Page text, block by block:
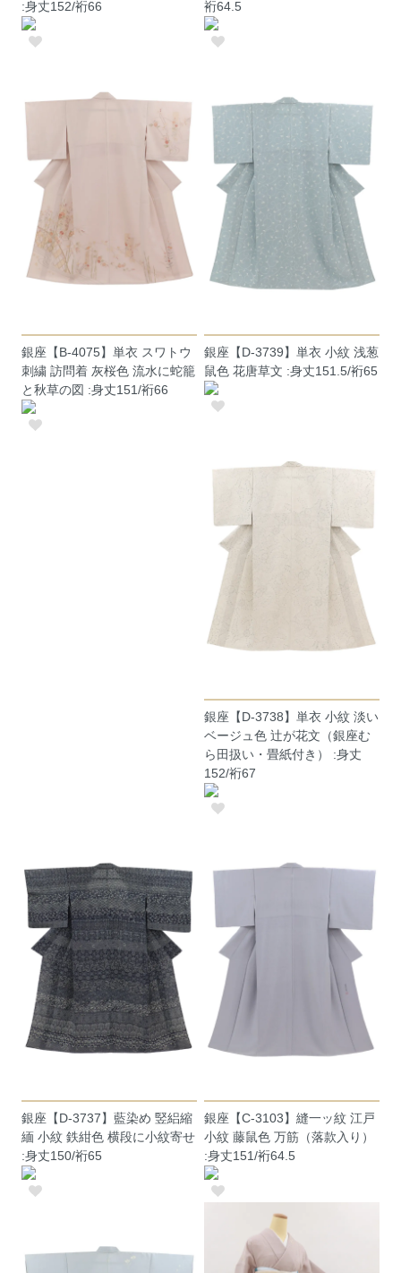
:身丈152/裄66 裄64.5
銀座【B-4075】単衣 スワトウ
刺繍 訪問着 灰桜色 流水に蛇籠
と秋草の図 :身丈151/裄66
銀座【D-3739】単衣 小紋 浅葱
鼠色 花唐草文 :身丈151.5/裄65
銀座【D-3738】単衣 小紋 淡い
ベージュ色 辻が花文（銀座む
ら田扱い・畳紙付き） :身丈
152/裄67
銀座【D-3737】藍染め 竪絽縮
緬 小紋 鉄紺色 横段に小紋寄せ
:身丈150/裄65
銀座【C-3103】縫一ッ紋 江戸
小紋 藤鼠色 万筋（落款入り）
:身丈151/裄64.5